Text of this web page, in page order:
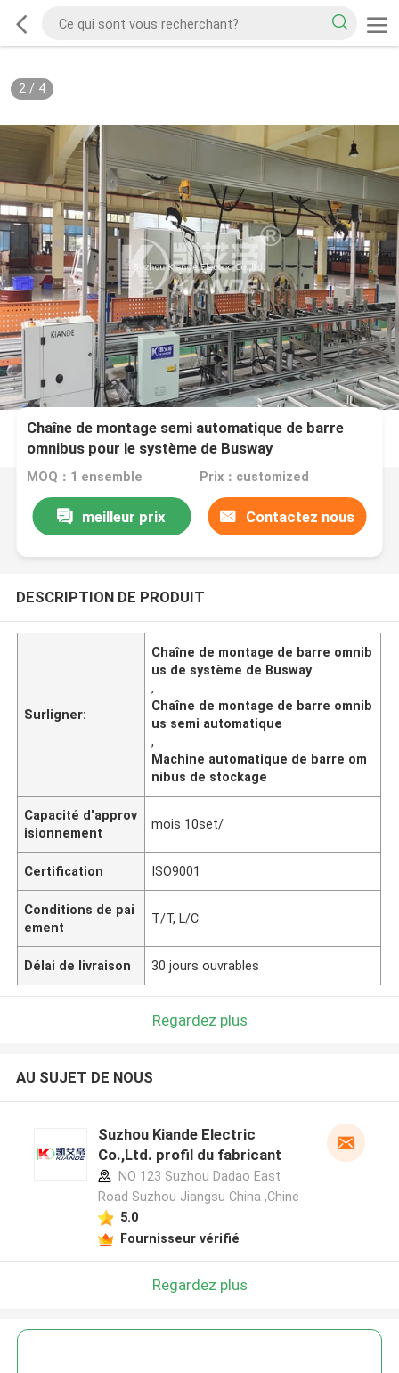
2/ 4
Chaîne de montage semi automatique de barre
omnibus pour le système de Busway
MOQ：1 ensemble Prix：customized
meilleur prix Contactez nous
DESCRIPTION DE PRODUIT
Surligner:
Chaîne de montage de barre omnib
us de système de Busway
,
Chaîne de montage de barre omnib
us semi automatique
,
Machine automatique de barre om
nibus de stockage
Capacité d'approv
isionnement
mois 10set/
Certification ISO9001
Conditions de pai
ement
T/T, L/C
Délai de livraison 30 jours ouvrables
Regardez plus
AU SUJET DE NOUS
Suzhou Kiande Electric
Co.,Ltd. profil du fabricant
NO 123 Suzhou Dadao East
Road Suzhou Jiangsu China ,Chine
5.0
Fournisseur vérifié
Regardez plus